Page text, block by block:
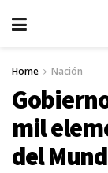
Home Nación
mil
del